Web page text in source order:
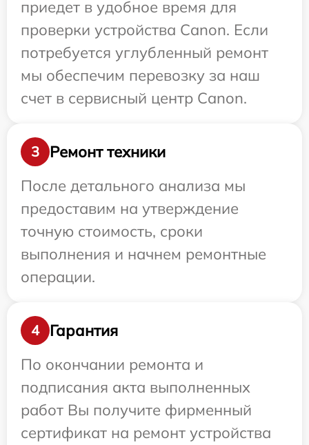
приедет в удобное время для
проверки устройства Canon. Если
потребуется углубленный ремонт
мы обеспечим перевозку за наш
счет в сервисный центр Canon.
3
Ремонт техники
После детального анализа мы
предоставим на утверждение
точную стоимость, сроки
выполнения и начнем ремонтные
операции.
4
Гарантия
По окончании ремонта и
подписания акта выполненных
работ Вы получите фирменный
сертификат на ремонт устройства